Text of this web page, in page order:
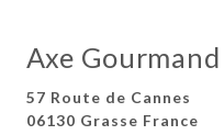
Axe Gourmand
57 Route de Cannes
06130 Grasse France